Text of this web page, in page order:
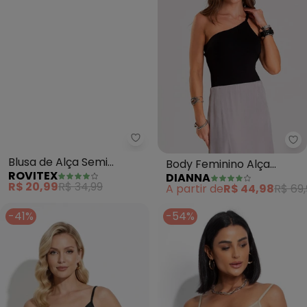
Rovitex - Blusa de Alça Semi
Blusa de Alça Semi
Acabada Malha Delicate
(Preto)
ROVITEX
R$ 20,99R$ 34,99
Body Feminino Alça
Trançada (Preto)
DIANNA
A partir deR$ 44,98R$
-41%
-54%